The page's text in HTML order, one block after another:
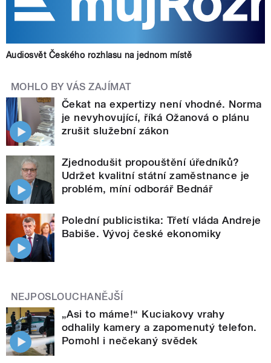
Audiosvět Českého rozhlasu na jednom místě
MOHLO BY VÁS ZAJÍMAT
Čekat na expertizy není vhodné. Norma
je nevyhovující, říká Ožanová o plánu
zrušit služební zákon
Zjednodušit propouštění úředníků?
Udržet kvalitní státní zaměstnance je
problém, míní odborář Bednář
Polední publicistika: Třetí vláda Andreje
Babiše. Vývoj české ekonomiky
NEJPOSLOUCHANĚJŠÍ
„Asi to máme!“ Kuciakovy vrahy
odhalily kamery a zapomenutý telefon.
Pomohl i nečekaný svědek